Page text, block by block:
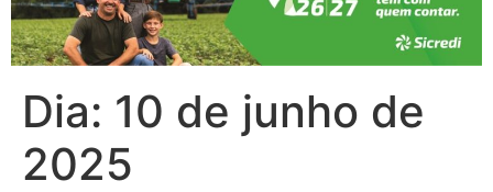
Dia: 10 de junho de
2025